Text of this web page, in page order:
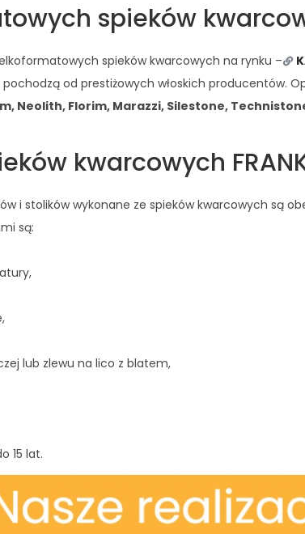
spieków
spieków kwarcowych na rynku –
pochodzą od prestiżowych włoskich producentów.
Neolith, Florim, Marazzi, Silestone,
kwarcowych
i stolików wykonane ze spieków kwarcowych są
są:
lub zlewu na lico z blatem,
15 lat.